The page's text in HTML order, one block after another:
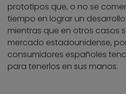
prototipos que, o no se
tiempo en lograr un
mientras que en otros casos
mercado estadounidense,
consumidores españoles
para tenerlos en sus manos.